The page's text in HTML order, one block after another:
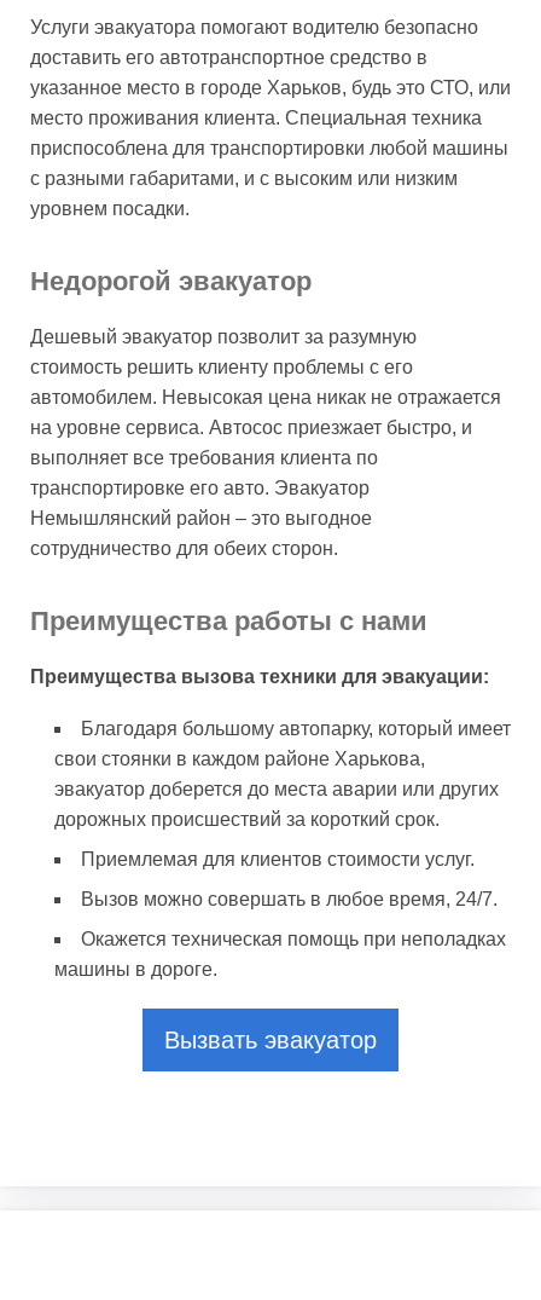
Услуги эвакуатора помогают водителю безопасно
доставить его автотранспортное средство в
указанное место в городе Харьков, будь это СТО, или
место проживания клиента. Специальная техника
приспособлена для транспортировки любой машины
с разными габаритами, и с высоким или низким
уровнем посадки.
Недорогой эвакуатор
Дешевый эвакуатор позволит за разумную
стоимость решить клиенту проблемы с его
автомобилем. Невысокая цена никак не отражается
на уровне сервиса. Автосос приезжает быстро, и
выполняет все требования клиента по
транспортировке его авто. Эвакуатор
Немышлянский район – это выгодное
сотрудничество для обеих сторон.
Преимущества работы с нами
Преимущества вызова техники для эвакуации:
Благодаря большому автопарку, который имеет
свои стоянки в каждом районе Харькова,
эвакуатор доберется до места аварии или других
дорожных происшествий за короткий срок.
Приемлемая для клиентов стоимости услуг.
Вызов можно совершать в любое время, 24/7.
Окажется техническая помощь при неполадках
машины в дороге.
Вызвать эвакуатор